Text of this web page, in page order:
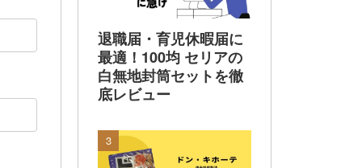
退職届・育児休暇届に
最適！100均 セリアの
白無地封筒セットを徹
底レビュー